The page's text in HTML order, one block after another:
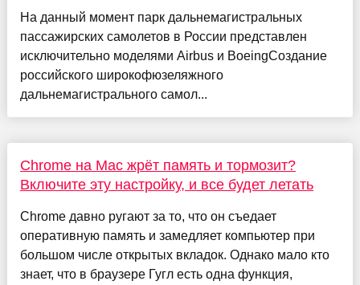
На данный момент парк дальнемагистральных
пассажирских самолетов в России представлен
исключительно моделями Airbus и BoeingСоздание
российского широкофюзеляжного
дальнемагистрального самол...
Chrome на Mac жрёт память и тормозит?
Включите эту настройку, и все будет летать
Chrome давно ругают за то, что он съедает
оперативную память и замедляет компьютер при
большом числе открытых вкладок. Однако мало кто
знает, что в браузере Гугл есть одна функция,